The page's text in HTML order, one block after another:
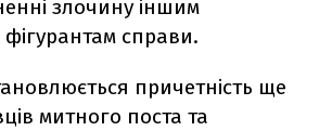
злочину іншим
справи.
причетність ще
митного поста та